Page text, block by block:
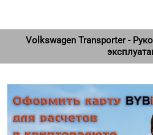
Volkswagen Transporter -